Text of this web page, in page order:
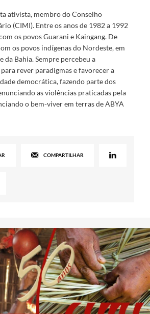
ativista, membro do Conselho
(CIMI). Entre os anos de 1982 a 1992
os povos Guarani e Kaingang. De
os povos indígenas do Nordeste, em
da Bahia. Sempre percebeu a
rever paradigmas e favorecer a
democrática, fazendo parte dos
as violências praticadas pela
o bem-viver em terras de ABYA
COMPARTILHAR